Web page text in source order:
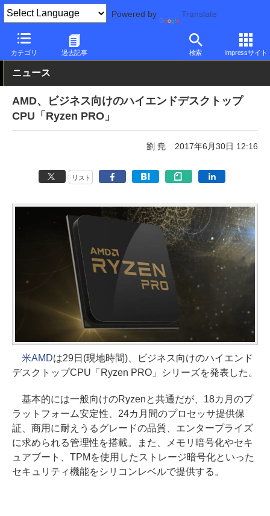
Powered by Translate
カテゴリ 過去記事 検索 Impressサイト
PC Watch 半導体/周辺機器
ニュース
AMD、ビジネス向けのハイエンドデスクトップ
CPU「Ryzen PRO」
劉 尭 2017年6月30日 12:16
リスト
米AMDは29日(現地時間)、ビジネス向けのハイエンド
デスクトップCPU「Ryzen PRO」シリーズを発表した。
基本的には一般向けのRyzenと共通だが、18カ月のプ
ラットフォーム安定性、24カ月間のプロセッサ提供保
証、商用に耐えうるグレードの品質、エンタープライズ
に求められる管理性を搭載。また、メモリ暗号化やセキ
ュアブート、TPMを使用したストレージ暗号化といった
セキュリティ機能をシリコンレベルで提供する。